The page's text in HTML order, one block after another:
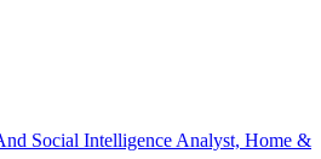
Social Intelligence Analyst, Home &